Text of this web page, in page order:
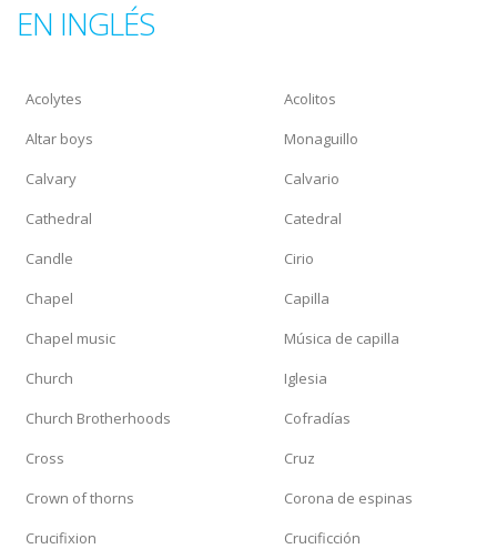
EN INGLÉS
Acolytes
Acolitos
Altar boys
Monaguillo
Calvary
Calvario
Cathedral
Catedral
Candle
Cirio
Chapel
Capilla
Chapel music
Música de capilla
Church
Iglesia
Church Brotherhoods
Cofradías
Cross
Cruz
Crown of thorns
Corona de espinas
Crucifixion
Crucificción